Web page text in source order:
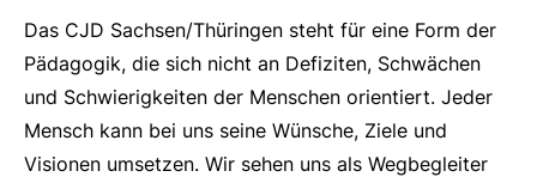
Das CJD Sachsen/Thüringen steht für eine Form der
Pädagogik, die sich nicht an Defiziten, Schwächen
und Schwierigkeiten der Menschen orientiert. Jeder
Mensch kann bei uns seine Wünsche, Ziele und
Visionen umsetzen. Wir sehen uns als Wegbegleiter